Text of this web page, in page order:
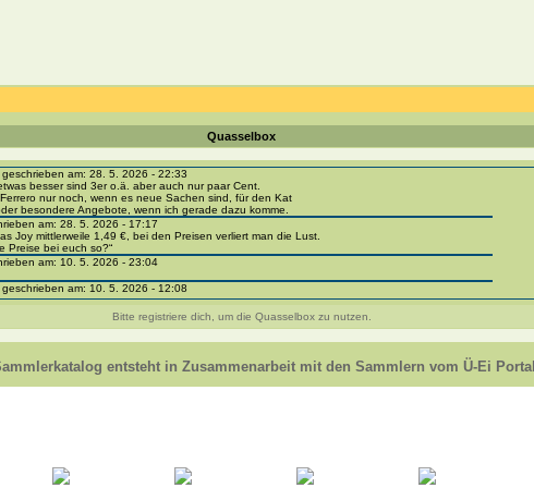
Quasselbox
am: 28. 5. 2026 - 22:33
besser sind 3er o.ä. aber auch nur paar Cent.
nur noch, wenn es neue Sachen sind, für den Kat
besondere Angebote, wenn ich gerade dazu komme.
am: 28. 5. 2026 - 17:17
Joy mittlerweile 1,49 €, bei den Preisen verliert man die Lust.
Preise bei euch so?“
am: 10. 5. 2026 - 23:04
am: 10. 5. 2026 - 12:08
portal-sammlerkatalog.de/categories.php?cat_id=1043
- BPZ obere Reihe
zur Strafe die nächsten 3 Monate keine Ü-Eier bekommen ;))
310, 318 und 326 habe ich keine BPZ
leider weggeworfen *grrrr* ;)
am: 29. 4. 2026 - 18:04
Erinnerung ... oder?
Bitte registriere dich, um die Quasselbox zu nutzen.
entsteht in Zusammenarbeit mit den Sammlern vom Ü-Ei Portal